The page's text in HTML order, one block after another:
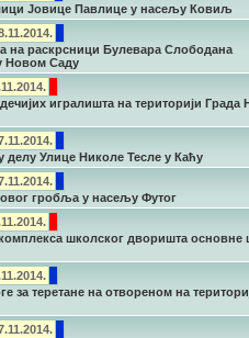
Јовице Павлице у насељу Ковиљ
на раскрсници Булевара Слободана
Новом Саду
игралишта на територији Града
делу Улице Николе Тесле у Каћу
гробља у насељу Футог
школског дворишта основне
за теретане на отвореном на